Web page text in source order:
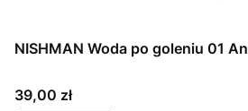
NISHMAN Woda po goleniu 01
Cena
39,00 zł